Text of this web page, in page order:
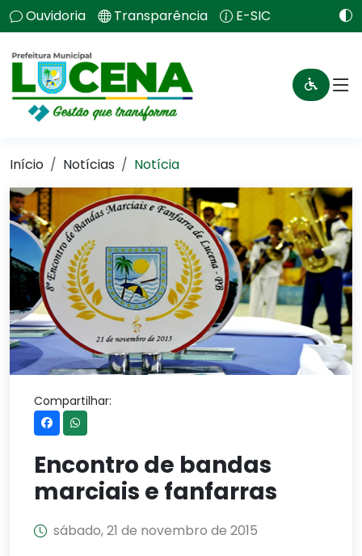
Ouvidoria Transparência E-SIC
Início Notícias Notícia
Compartilhar:
Encontro de bandas
marciais e fanfarras
sábado, 21 de novembro de 2015